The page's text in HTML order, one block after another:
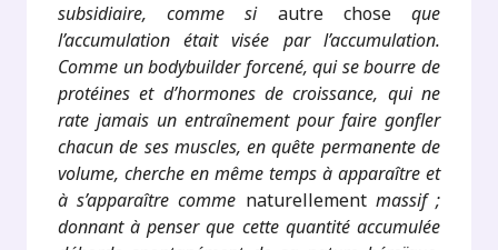
subsidiaire, comme si autre chose que
l’accumulation était visée par l’accumulation.
Comme un bodybuilder forcené, qui se bourre de
protéines et d’hormones de croissance, qui ne
rate jamais un entraînement pour faire gonfler
chacun de ses muscles, en quête permanente de
volume, cherche en même temps à apparaître et
à s’apparaître comme naturellement massif ;
donnant à penser que cette quantité accumulée